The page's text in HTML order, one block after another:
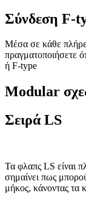
Σύνδεση F-
Μέσα σε κάθε
πραγματοποιήσετε
ή F-type
Modular
Σειρά LS
Τα φλαπς LS είναι
σημαίνει πως
μήκος, κάνοντας τα